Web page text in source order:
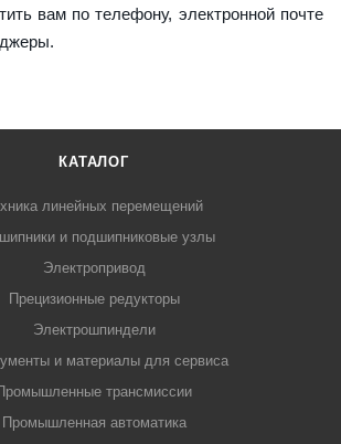
вам по телефону, электронной почте
КАТАЛОГ
линейных перемещений
и подшипниковые узлы
Электропривод
Прецизионные редукторы
Электрошпиндели
и материалы для сервиса
трансмиссии
Промышленная автоматика